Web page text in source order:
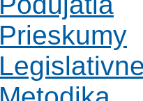
Prieskumy